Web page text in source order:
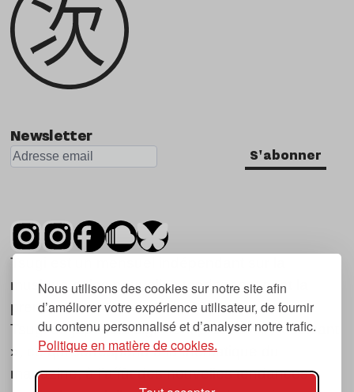
Nous utilisons des cookies sur notre site afin
d’améliorer votre expérience utilisateur, de fournir
du contenu personnalisé et d’analyser notre trafic.
Politique en matière de cookies.
Newsletter
S'abonner
Tsugi est un mensuel indépendant sur la
musique et les nouvelles tendances, dont la
première parution date de 2007.
Tsugi en japonais signifie « prochain », « suivant
», ce qui correspond à la thématique du
magazine, à l’affût des nouvelles tendances